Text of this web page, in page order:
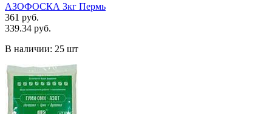
АЗОФОСКА 3кг Пермь
361 руб.
339.34 руб.
В наличии: 25 шт